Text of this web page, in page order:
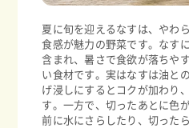
夏に旬を迎えるなすは、やわ
食感が魅力の野菜です。なす
含まれ、暑さで食欲が落ちや
い食材です。実はなすは油と
げ浸しにするとコクが加わり
す。一方で、切ったあとに色
前に水にさらしたり、切った